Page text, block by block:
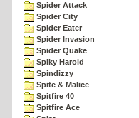
Spider Attack
Spider City
Spider Eater
Spider Invasion
Spider Quake
Spiky Harold
Spindizzy
Spite & Malice
Spitfire 40
Spitfire Ace